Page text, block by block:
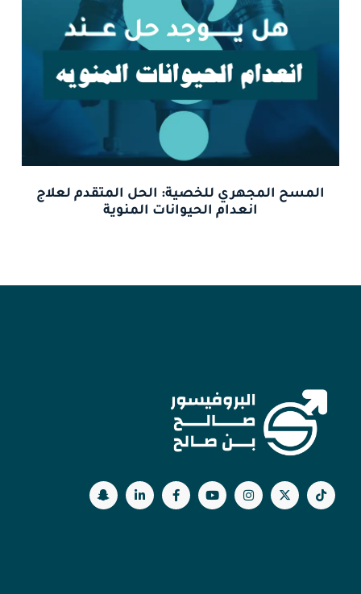
المسح المجهري للخصية: الحل المتقدم لعلاج
انعدام الحيوانات المنوية